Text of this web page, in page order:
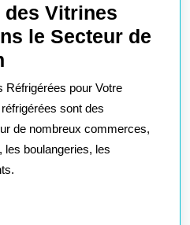
des Vitrines
le Secteur de
Avantages
des
Vitrines
Réfrigérées
dans
Réfrigérées pour Votre
sont des
de nombreux commerces,
boulangeries, les